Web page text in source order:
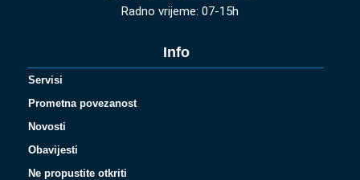
Radno vrijeme: 07-15h
Info
Servisi
Prometna povezanost
Novosti
Obavijesti
Ne propustite otkriti